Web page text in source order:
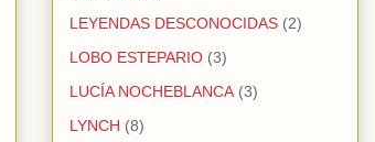
LEYENDAS DESCONOCIDAS (2)
LOBO ESTEPARIO (3)
LUCÍA NOCHEBLANCA (3)
LYNCH (8)